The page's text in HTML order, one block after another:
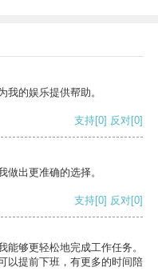
我的娱乐提供帮助。
支持[0] 反对[0]
做出更准确的选择。
支持[0] 反对[0]
够更轻松地完成工作任务。
以提前下班，有更多的时间陪